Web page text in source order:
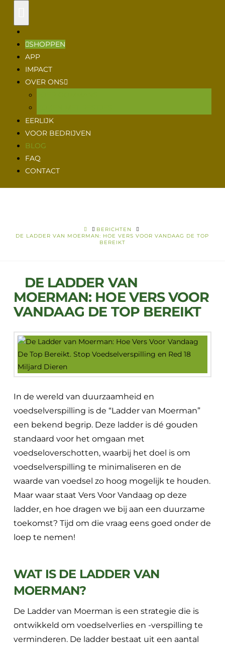
VOOR
VANDAAG
SHOPPEN
APP
IMPACT
OVER ONS
EERLIJK
VOOR BEDRIJVEN
BLOG
FAQ
CONTACT
HOME
BERICHTEN
DE LADDER VAN MOERMAN: HOE VERS VOOR VANDAAG DE TOP
BEREIKT
DE LADDER VAN
MOERMAN: HOE VERS VOOR
VANDAAG DE TOP BEREIKT
In de wereld van duurzaamheid en
voedselverspilling is de “Ladder van Moerman”
een bekend begrip. Deze ladder is dé gouden
standaard voor het omgaan met
voedseloverschotten, waarbij het doel is om
voedselverspilling te minimaliseren en de
waarde van voedsel zo hoog mogelijk te houden.
Maar waar staat Vers Voor Vandaag op deze
ladder, en hoe dragen we bij aan een duurzame
toekomst? Tijd om die vraag eens goed onder de
loep te nemen!
WAT IS DE LADDER VAN
MOERMAN?
De Ladder van Moerman is een strategie die is
ontwikkeld om voedselverlies en -verspilling te
verminderen. De ladder bestaat uit een aantal